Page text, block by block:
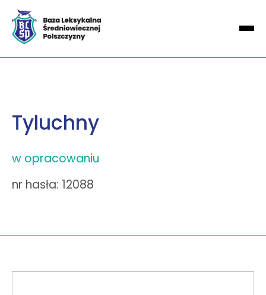
Tyluchny
w opracowaniu
nr hasła: 12088